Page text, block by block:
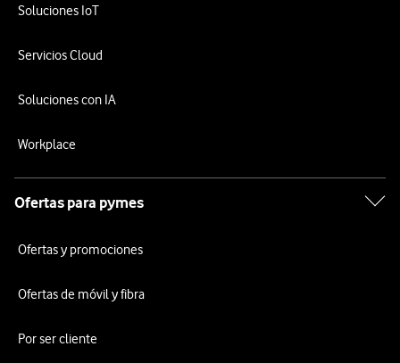
Soluciones IoT
Servicios Cloud
Soluciones con IA
Workplace
Ofertas para pymes
Ofertas y promociones
Ofertas de móvil y fibra
Por ser cliente